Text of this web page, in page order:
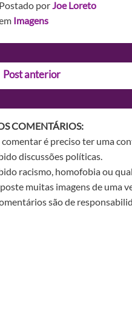
Postado porJoe Loreto
Imagens
Post anterior
COMENTÁRIOS:
comentar é preciso ter uma
discussões políticas.
racismo, homofobia ou
muitas imagens de uma
são de